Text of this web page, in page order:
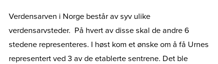
Verdensarven i Norge består av syv ulike
verdensarvsteder. På hvert av disse skal de andre 6
stedene representeres. I høst kom et ønske om å få Urnes
representert ved 3 av de etablerte sentrene. Det ble